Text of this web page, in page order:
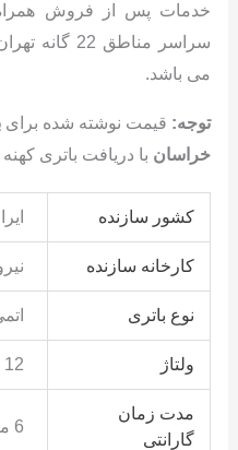
خدمات پس از فروش
سراسر مناطق
می باشد.
توجه: قیمت نوشته شده برای
خراسان با دریافت باتری
کشور سازنده
کارخانه سازنده
نوع باتری
ولتاژ 12 ولت
مدت زمان
گارانتی
6 ماه گارانتی